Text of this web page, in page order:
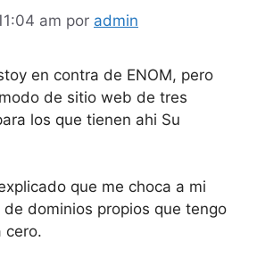
am por admin
en contra de ENOM, pero
de sitio web de tres
los que tienen ahi Su
que me choca a mi
de dominios propios que tengo
cero.